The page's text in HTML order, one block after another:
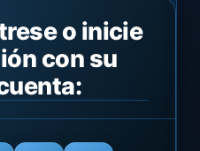
o inicie
con su